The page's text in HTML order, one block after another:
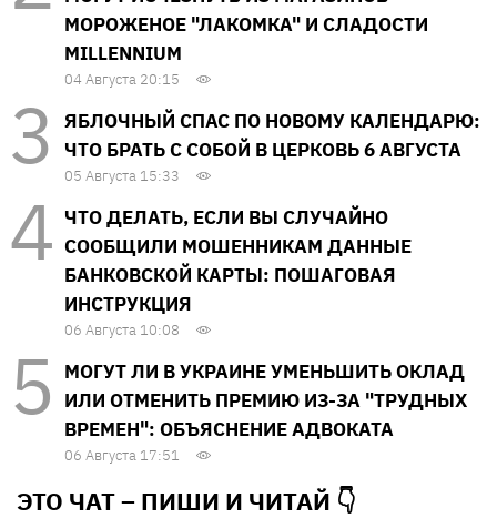
МОРОЖЕНОЕ "ЛАКОМКА" И СЛАДОСТИ
MILLENNIUM
04 Августа 20:15
ЯБЛОЧНЫЙ СПАС ПО НОВОМУ КАЛЕНДАРЮ:
ЧТО БРАТЬ С СОБОЙ В ЦЕРКОВЬ 6 АВГУСТА
05 Августа 15:33
ЧТО ДЕЛАТЬ, ЕСЛИ ВЫ СЛУЧАЙНО
СООБЩИЛИ МОШЕННИКАМ ДАННЫЕ
БАНКОВСКОЙ КАРТЫ: ПОШАГОВАЯ
ИНСТРУКЦИЯ
06 Августа 10:08
МОГУТ ЛИ В УКРАИНЕ УМЕНЬШИТЬ ОКЛАД
ИЛИ ОТМЕНИТЬ ПРЕМИЮ ИЗ-ЗА "ТРУДНЫХ
ВРЕМЕН": ОБЪЯСНЕНИЕ АДВОКАТА
06 Августа 17:51
ЭТО ЧАТ – ПИШИ И ЧИТАЙ 👇